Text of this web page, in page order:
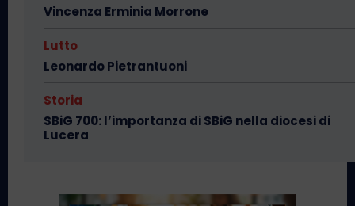
Vincenza Erminia Morrone
Lutto
Leonardo Pietrantuoni
Storia
SBiG 700: l’importanza di SBiG nella diocesi di
Lucera